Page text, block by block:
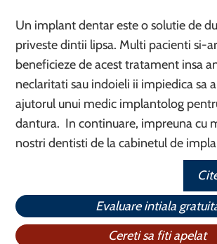
Un implant dentar este o solutie de
priveste dintii lipsa. Multi pacienti si-
beneficieze de acest tratament insa
neclaritati sau indoieli ii impiedica sa
ajutorul unui medic implantolog
dantura. In continuare, impreuna cu
nostri dentisti de la cabinetul de
Evaluare intiala
Cereti sa fiti apelat